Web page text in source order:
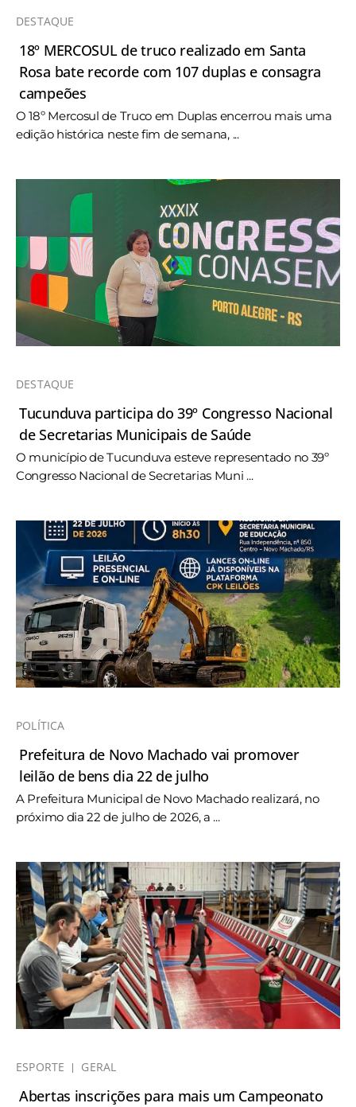
DESTAQUE
18º MERCOSUL de truco realizado em Santa
Rosa bate recorde com 107 duplas e consagra
campeões
O 18º Mercosul de Truco em Duplas encerrou mais uma
edição histórica neste fim de semana, ...
DESTAQUE
Tucunduva participa do 39º Congresso Nacional
de Secretarias Municipais de Saúde
O município de Tucunduva esteve representado no 39º
Congresso Nacional de Secretarias Muni ...
POLÍTICA
Prefeitura de Novo Machado vai promover
leilão de bens dia 22 de julho
A Prefeitura Municipal de Novo Machado realizará, no
próximo dia 22 de julho de 2026, a ...
ESPORTE GERAL
Abertas inscrições para mais um Campeonato